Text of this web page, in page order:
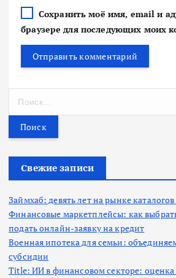
Сохранить моё имя, email и
браузере для последующих моих
т
Свежие записи
Займхаб: девять лет на рынке
Финансовые маркетплейсы: как
подать онлайн-заявку на кредит
Военная ипотека для семьи:
субсидии
Title: ИИ в финансовом секторе: